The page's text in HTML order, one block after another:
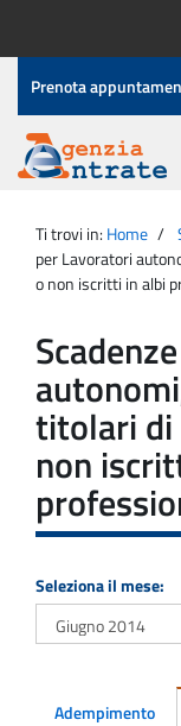
contenuto
Menu
di
servizio
Prenota
Agenzia
Entrate
principale
Ti trovi in: Home
per Lavoratori
o non iscritti in albi
titolari di
non
Seleziona il mese:
Adempimento